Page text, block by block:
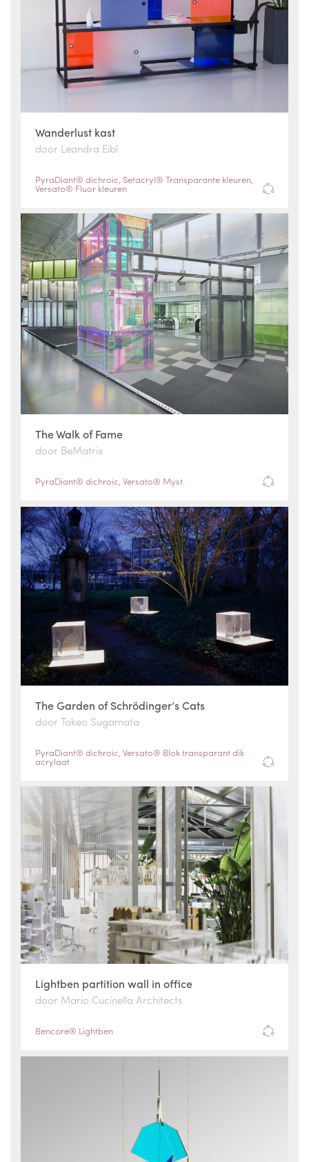
Wanderlust kast
door Leandra Eibl
PyraDiant® dichroic Setacryl® Transparante kleuren
Versato® Fluor kleuren
The Walk of Fame
door BeMatrix
PyraDiant® dichroic, Versato® Myst
The Garden of Schrödinger’s Cats
door Takeo Sugamata
PyraDiant® dichroic Versato® Blok transparant dik
acrylaat
Lightben partition wall in office
door Mario Cucinella Architects
Bencore® Lightben